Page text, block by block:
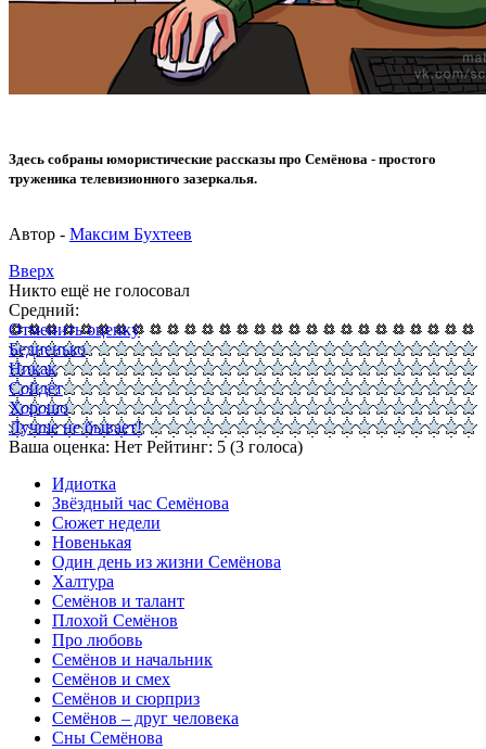
Здесь собраны юмористические рассказы про Семёнова - простого
труженика телевизионного зазеркалья.
Автор - Максим Бухтеев
Вверх
Никто ещё не голосовал
Средний:
Отменить оценку
Бедненько
Никак
Сойдёт
Хорошо
Лучше не бывает!
Ваша оценка: Нет Рейтинг: 5 (3 голоса)
Идиотка
Звёздный час Семёнова
Сюжет недели
Новенькая
Один день из жизни Семёнова
Халтура
Семёнов и талант
Плохой Семёнов
Про любовь
Семёнов и начальник
Семёнов и смех
Семёнов и сюрприз
Семёнов – друг человека
Сны Семёнова